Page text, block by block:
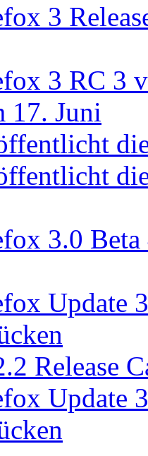
3
3 RC 3
17. Juni
3.0
Update
Release
Update